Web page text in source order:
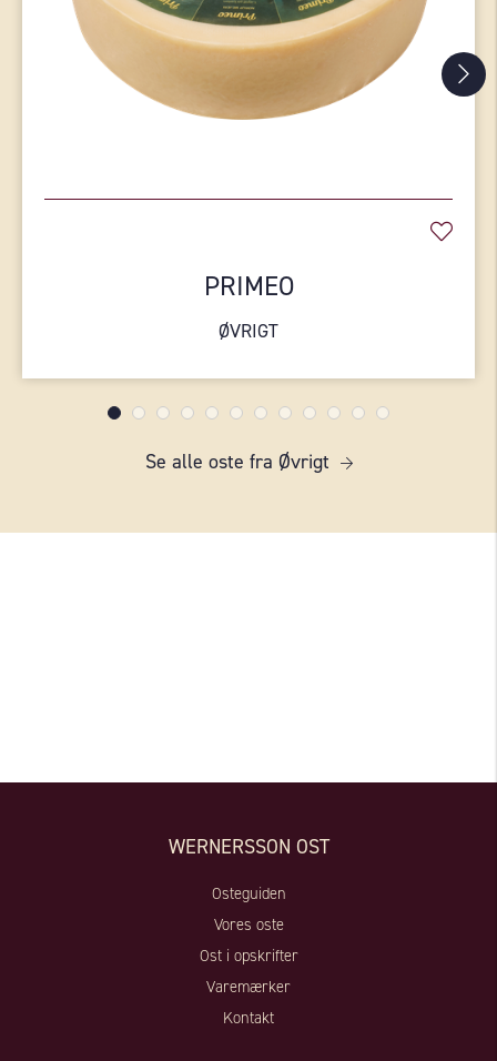
PRIMEO
ØVRIGT
Se alle oste fra Øvrigt
WERNERSSON OST
Osteguiden
Vores oste
Ost i opskrifter
Varemærker
Kontakt